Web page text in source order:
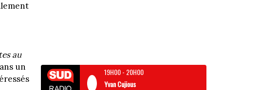
au
un
19H00- 20H00
Yvan Cujious